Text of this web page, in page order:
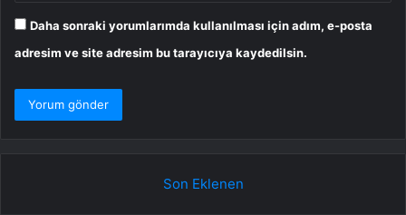
Daha sonraki yorumlarımda kullanılması için adım, e-posta
adresim ve site adresim bu tarayıcıya kaydedilsin.
Son Eklenen